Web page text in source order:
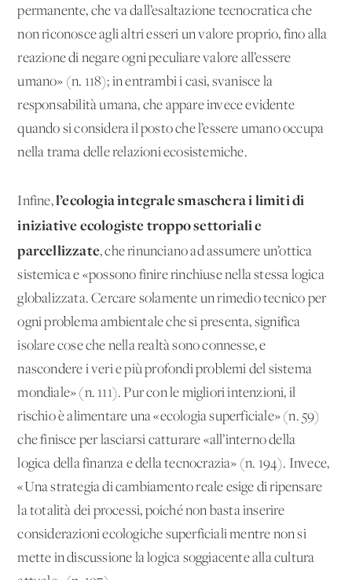
permanente, che va dall’esaltazione tecnocratica che
non riconosce agli altri esseri un valore proprio, fino alla
reazione di negare ogni peculiare valore all’essere
umano» (n. 118); in entrambi i casi, svanisce la
responsabilità umana, che appare invece evidente
quando si considera il posto che l’essere umano occupa
nella trama delle relazioni ecosistemiche.
Infine,l’ecologia integrale smaschera i limiti di
iniziative ecologiste troppo settoriali e
parcellizzate, che rinunciano ad assumere un’ottica
sistemica e «possono finire rinchiuse nella stessa logica
globalizzata. Cercare solamente un rimedio tecnico per
ogni problema ambientale che si presenta, significa
isolare cose che nella realtà sono connesse, e
nascondere i veri e più profondi problemi del sistema
mondiale» (n. 111). Pur con le migliori intenzioni, il
rischio è alimentare una «ecologia superficiale» (n. 59)
che finisce per lasciarsi catturare «all’interno della
logica della finanza e della tecnocrazia» (n. 194). Invece,
«Una strategia di cambiamento reale esige di ripensare
la totalità dei processi, poiché non basta inserire
considerazioni ecologiche superficiali mentre non si
mette in discussione la logica soggiacente alla cultura